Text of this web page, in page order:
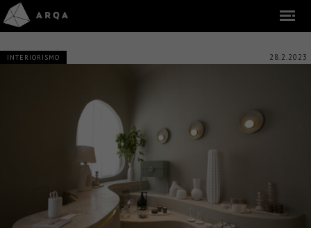
INTERIORISMO 28.2.2023